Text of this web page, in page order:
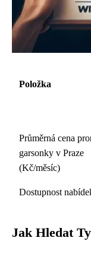
Položka
Průměrná cena
garsonky v Praze
(Kč/měsíc)
Dostupnost
Jak Hledat